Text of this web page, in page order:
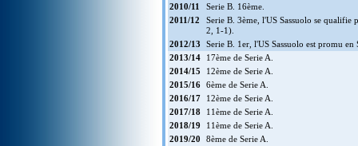
2010/11
Serie B. 16ème.
2011/12
Serie B. 3ème, l'US Sassuolo se
2, 1-1).
2012/13
Serie B. 1er, l'US Sassuolo est promu en
2013/14
17ème de Serie A.
2014/15
12ème de Serie A.
2015/16 6ème de Serie A.
2016/17
12ème de Serie A.
2017/18
11ème de Serie A.
2018/19
11ème de Serie A.
2019/20
8ème de Serie A.